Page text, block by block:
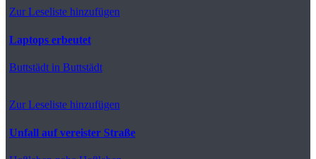
Zur Leseliste hinzufügen
Laptops erbeutet
Buttstädt in Buttstädt
Zur Leseliste hinzufügen
Unfall auf vereister Straße